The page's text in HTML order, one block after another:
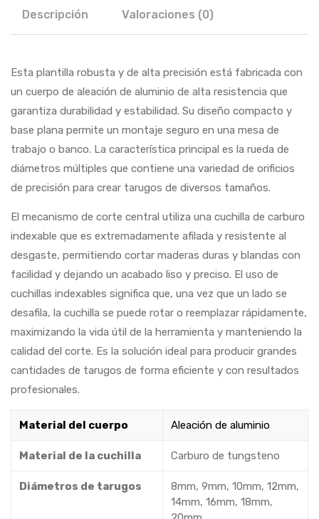
Descripción Valoraciones (0)
Esta plantilla robusta y de alta precisión está fabricada con
un cuerpo de aleación de aluminio de alta resistencia que
garantiza durabilidad y estabilidad. Su diseño compacto y
base plana permite un montaje seguro en una mesa de
trabajo o banco. La característica principal es la rueda de
diámetros múltiples que contiene una variedad de orificios
de precisión para crear tarugos de diversos tamaños.
El mecanismo de corte central utiliza una cuchilla de carburo
indexable que es extremadamente afilada y resistente al
desgaste, permitiendo cortar maderas duras y blandas con
facilidad y dejando un acabado liso y preciso. El uso de
cuchillas indexables significa que, una vez que un lado se
desafila, la cuchilla se puede rotar o reemplazar rápidamente,
maximizando la vida útil de la herramienta y manteniendo la
calidad del corte. Es la solución ideal para producir grandes
cantidades de tarugos de forma eficiente y con resultados
profesionales.
Material del cuerpo Aleación de aluminio
Material de la cuchilla Carburo de tungsteno
Diámetros de tarugos
8mm, 9mm, 10mm, 12mm,
14mm, 16mm, 18mm,